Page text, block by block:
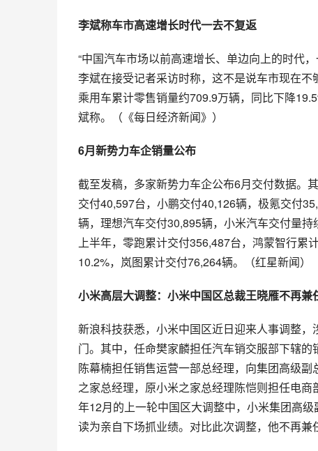
李斌称车市高速增长时代一去不复返
“中国汽车市场以前高速增长、单边向上的时代
李斌在接受记者采访时称，这不是说车市现在
乘用车累计零售销量约709.9万辆，同比下降
斌称。（《每日经济新闻》）
6月新势力车企销量公布
截至发稿，多家新势力车企公布6月交付数据。
交付40,597台，小鹏交付40,126辆，极氪交付
辆，理想汽车交付30,895辆，小米汽车交付量
上半年，零跑累计交付356,487台，鸿蒙智行累
10.2%，岚图累计交付76,264辆。（红星新闻）
小米高层大调整：小米中国区总裁王晓雁不再
新浪科技获悉，小米中国区近日迎来人事调整
门。其中，任命樊家麟担任汽车销交服部下辖
陈幕楠担任销售运营一部总经理，向集团高级
之家总经理，原小米之家总经理陈恺则担任电
年12月的上一轮中国区大调整中，小米集团高
读为亲自下场抓业绩。对比此次调整，他不再兼